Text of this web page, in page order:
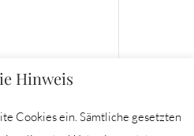
Hinweis
Cookies ein. Sämtliche gesetzten